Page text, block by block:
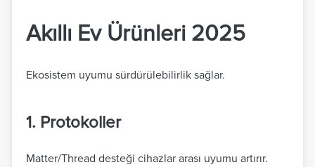
Akıllı Ev Ürünleri 2025
Ekosistem uyumu sürdürülebilirlik sağlar.
1. Protokoller
Matter/Thread desteği cihazlar arası uyumu artırır.